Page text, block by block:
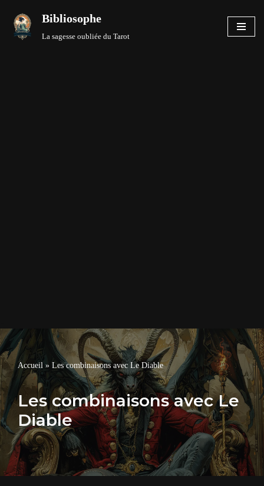
Aller
Bibliosophe
La sagesse oubliée du Tarot
Accueil » Les combinaisons avec Le Diable
Les combinaisons avec Le
Diable